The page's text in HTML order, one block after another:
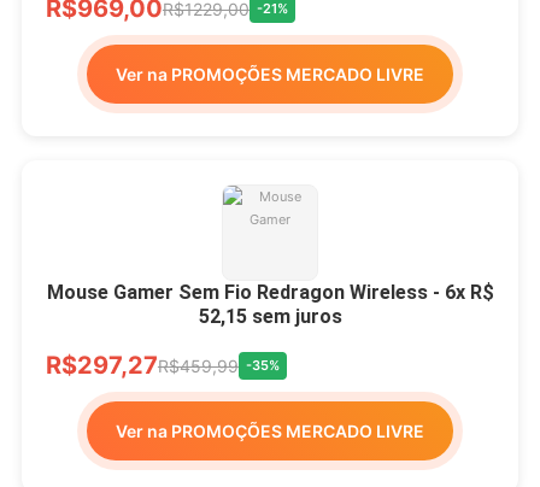
R$969,00R$1229,00 -21%
Ver na PROMOÇÕES MERCADO LIVRE
Mouse Gamer Sem Fio Redragon Wireless - 6x R$
52,15 sem juros
R$297,27R$459,99 -35%
Ver na PROMOÇÕES MERCADO LIVRE